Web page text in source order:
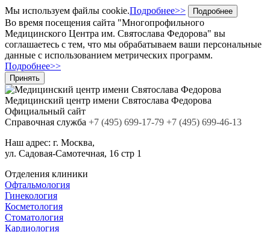
Мы используем файлы cookie.Подробнее>> Подробнее
Во время посещения сайта "Многопрофильного
Медицинского Центра им. Святослава Федорова" вы
соглашаетесь с тем, что мы обрабатываем ваши персональные
данные с использованием метрических программ.
Подробнее>>
Принять
Медицинский центр имени Святослава Федорова
Официальный сайт
Cправочная служба +7 (495) 699-17-79 +7 (495) 699-46-13
Наш адрес: г. Москва,
ул. Садовая-Самотечная, 16 стр 1
Отделения клиники
Офтальмология
Гинекология
Косметология
Стоматология
Кардиология